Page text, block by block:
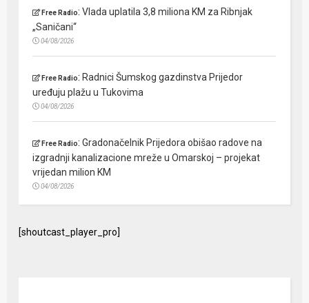
Free Radio:Vlada uplatila 3,8 miliona KM za Ribnjak
„Saničani“
04/08/2026
Free Radio: Radnici Šumskog gazdinstva Prijedor
uređuju plažu u Tukovima
04/08/2026
Free Radio:Gradonačelnik Prijedora obišao radove na
izgradnji kanalizacione mreže u Omarskoj – projekat
vrijedan milion KM
04/08/2026
[shoutcast_player_pro]